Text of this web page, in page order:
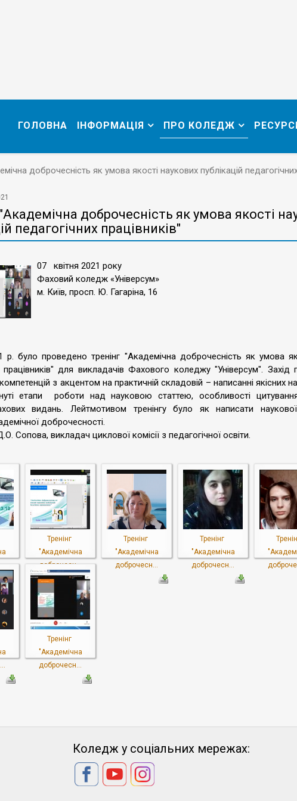
ГОЛОВНА ІНФОРМАЦІЯ ПРО КОЛЕДЖ
доброчесність як умова якості наукових публікацій
доброчесність як умова якості
педагогічних працівників"
07 квітня 2021 року
Фаховий коледж «Універсум»
м. Київ, просп. Ю. Гагаріна, 16
р. було проведено тренінг "Академічна доброчесність як умова
працівників" для викладачів Фахового коледжу "Універсум".
з акцентом на практичній складовій – написанні якісних
етапи роботи над науковою статтею, особливості
видань. Лейтмотивом тренінгу було як написати
доброчесності.
Сопова, викладач циклової комісії з педагогічної освіти.
Тренінг
"Академічна
доброчесн...
Тренінг
"Академічна
доброчесн...
Тренінг
"Академічна
доброчесн...
Тренінг
"Академічна
доброчесн...
Коледж у соціальних мережах: